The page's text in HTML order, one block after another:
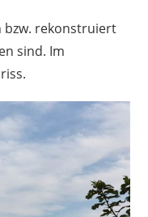
bzw. rekonstruiert
sind. Im